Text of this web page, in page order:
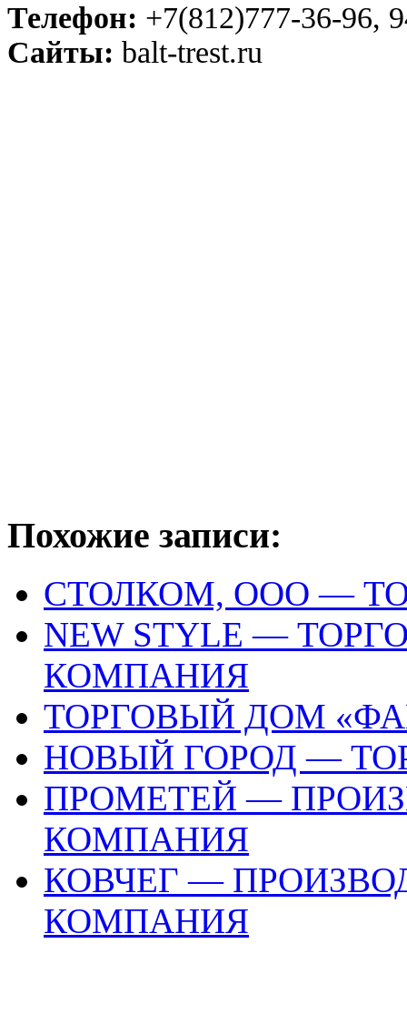
Телефон: +7(812)777-36-96,
Сайты: balt-trest.ru
Похожие записи:
СТОЛКОМ, ООО —
NEW STYLE —
КОМПАНИЯ
ТОРГОВЫЙ ДОМ
НОВЫЙ ГОРОД —
ПРОМЕТЕЙ —
КОМПАНИЯ
КОВЧЕГ —
КОМПАНИЯ